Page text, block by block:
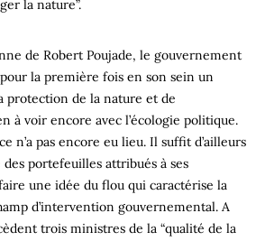
la nature”.
de Robert Poujade, le gouvernement
la première fois en son sein un
protection de la nature et de
à voir encore avec l’écologie politique.
n’a pas encore eu lieu. Il suffit d’ailleurs
portefeuilles attribués à ses
une idée du flou qui caractérise la
d’intervention gouvernemental. A
trois ministres de la “qualité de la